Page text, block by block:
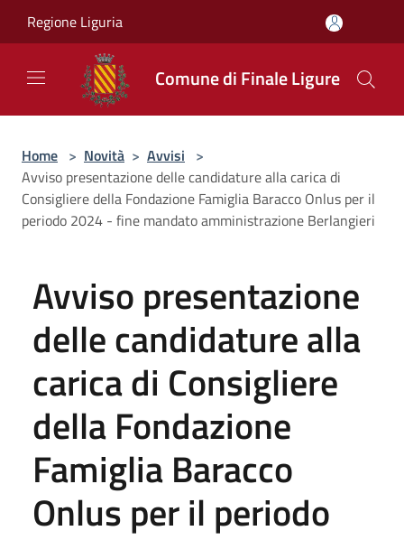
Regione Liguria
Comune di Finale Ligure
Home > Novità > Avvisi >
Avviso presentazione delle candidature alla carica di
Consigliere della Fondazione Famiglia Baracco Onlus per il
periodo 2024 - fine mandato amministrazione Berlangieri
Avviso presentazione
delle candidature alla
carica di Consigliere
della Fondazione
Famiglia Baracco
Onlus per il periodo